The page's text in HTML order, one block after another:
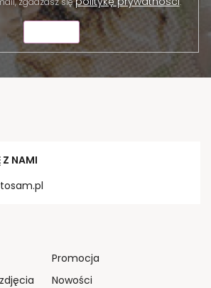
Z NAMI
Promocja
Nowości